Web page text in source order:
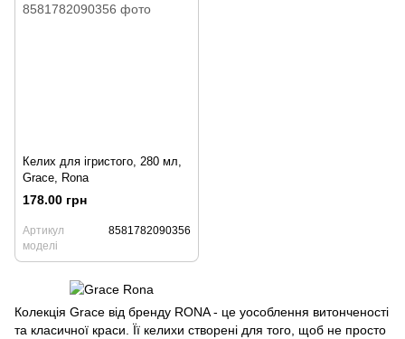
Келих для ігристого, 280 мл,
Grace, Rona
178.00 грн
Артикул
моделі
8581782090356
Колекція Grace від бренду RONA - це уособлення витонченості
та класичної краси. Її келихи створені для того, щоб не просто